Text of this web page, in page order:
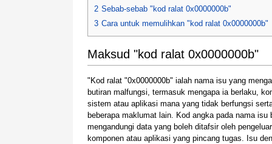
2 Sebab-sebab "kod ralat 0x0000000b"
3 Cara untuk memulihkan "kod ralat 0x0000000b"
Maksud "kod ralat 0x0000000b"
"Kod ralat "0x0000000b" ialah nama isu yang
butiran malfungsi, termasuk mengapa ia berlaku,
sistem atau aplikasi mana yang tidak berfungsi
beberapa maklumat lain. Kod angka pada nama isu
mengandungi data yang boleh ditafsir oleh pengeluar
komponen atau aplikasi yang pincang tugas. Isu